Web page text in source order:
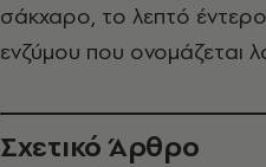
σάκχαρο, το λεπτό
ενζύμου που ονομάζεται
Σχετικό Άρθρο